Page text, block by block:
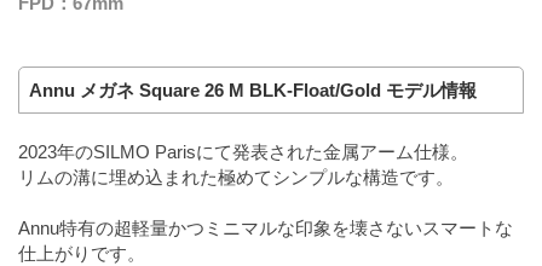
Annu メガネ Square 26 M BLK-Float/Gold モデル情報
2023年のSILMO Parisにて発表された金属アーム仕様。
リムの溝に埋め込まれた極めてシンプルな構造です。
Annu特有の超軽量かつミニマルな印象を壊さないスマートな
仕上がりです。